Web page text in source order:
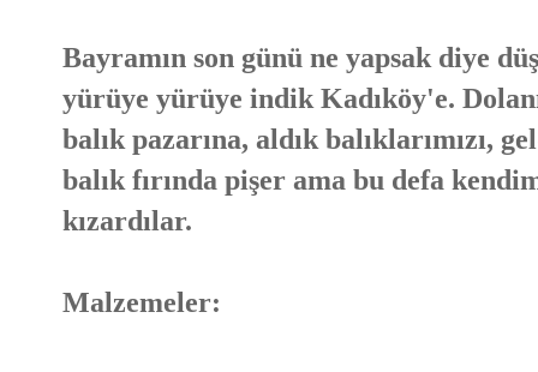
Bayramın son günü ne yapsak diye
yürüye yürüye indik Kadıköy'e.
balık pazarına, aldık balıklarımızı,
balık fırında pişer ama bu defa
kızardılar.
Malzemeler: